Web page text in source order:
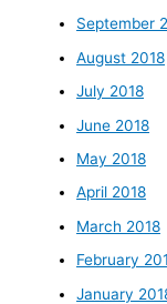
September
August 2018
July 2018
June 2018
May 2018
April 2018
March 2018
February
January